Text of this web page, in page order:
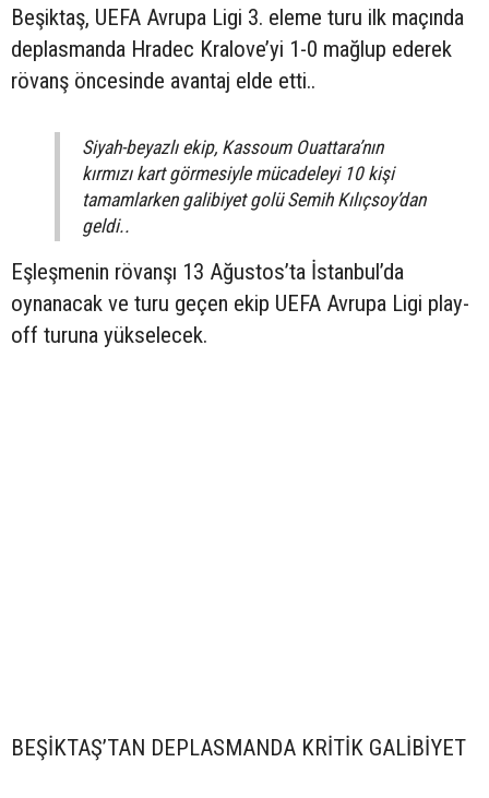
Beşiktaş, UEFA Avrupa Ligi 3. eleme turu ilk maçında
deplasmanda Hradec Kralove’yi 1-0 mağlup ederek
rövanş öncesinde avantaj elde etti..
Siyah-beyazlı ekip, Kassoum Ouattara’nın
kırmızı kart görmesiyle mücadeleyi 10 kişi
tamamlarken galibiyet golü Semih Kılıçsoy’dan
geldi..
Eşleşmenin rövanşı 13 Ağustos’ta İstanbul’da
oynanacak ve turu geçen ekip UEFA Avrupa Ligi play-
off turuna yükselecek.
BEŞİKTAŞ’TAN DEPLASMANDA KRİTİK GALİBİYET